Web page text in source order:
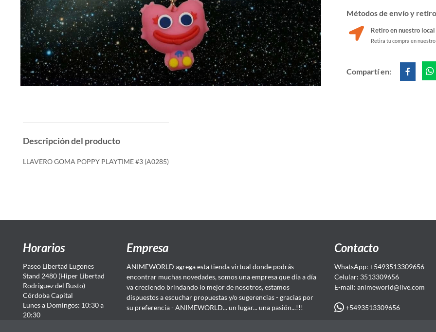
Métodos de envío y retiro
Retiro en nuestro local
Retira tu compra en
Compartí en:
Descripción del producto
LLAVERO GOMA POPPY PLAYTIME #3 (A0285)
Horarios
Paseo Libertad Lugones
Stand 2480 (Hiper Libertad
Rodriguez del Busto)
Córdoba Capital
Lunes a Domingos: 10:30 a
20:30
Empresa
ANIMEWORLD agrega esta tienda virtual donde podrás
encontrar muchas novedades, somos una empresa que día a día
va creciendo brindando lo mejor de nosotros, estamos
dispuestos a escuchar propuestas y/o sugerencias - gracias por
su preferencia - ANIMEWORLD... un lugar... una pasión...!!!
Contacto
WhatsApp: +5493513309656
Celular: 3513309656
E-mail: animeworld@live.com
+5493513309656